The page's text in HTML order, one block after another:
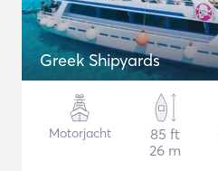
Greek Shipyards
Motorjacht
85 ft
26 m